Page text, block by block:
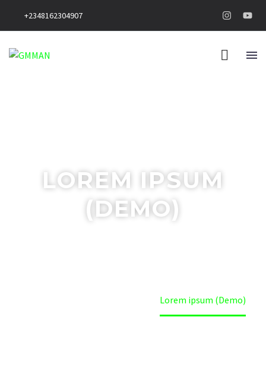
+2348162304907
LOREM IPSUM
(DEMO)
Lorem ipsum (Demo)